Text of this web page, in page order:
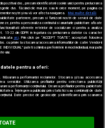
și pe
dvs., precum identificatorii cookie unici pentru prelucrarea
dvs. făcând clic mai jos sau în orice moment, pe pagina cu
noștri și nu vă vor afecta navigarea.
Mai multe detalii
partenere, precum si furnizorii nostri de servicii de date
pentru a personaliza continutul si anunturile publicitare afisate
aferente retelelor de socializare si pentru a analiza
22 din GDPR in legatura cu prelucrarea datelor cu caracter
aici. Prin click pe “ACCEPT TOATE”, acceptati folosirea
cu privire la stocarea/accesarea informatiilor de catre Vendor-ii
puteti schimba preferintele in mod individual, mai putin
ului.
pentru a oferi:
Măsurarea performanței reclamelor. Stocarea și/sau accesarea
serviciilor. Utilizarea profilurilor pentru selectarea publicității
performanței conținutului. Crearea profilurilor pentru publicitate
Înțelegerea publicului prin statistici sau combinații de date
Date precise de geolocație și identificarea prin scanarea